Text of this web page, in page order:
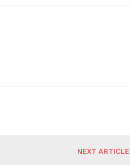
NEXT ARTICLE